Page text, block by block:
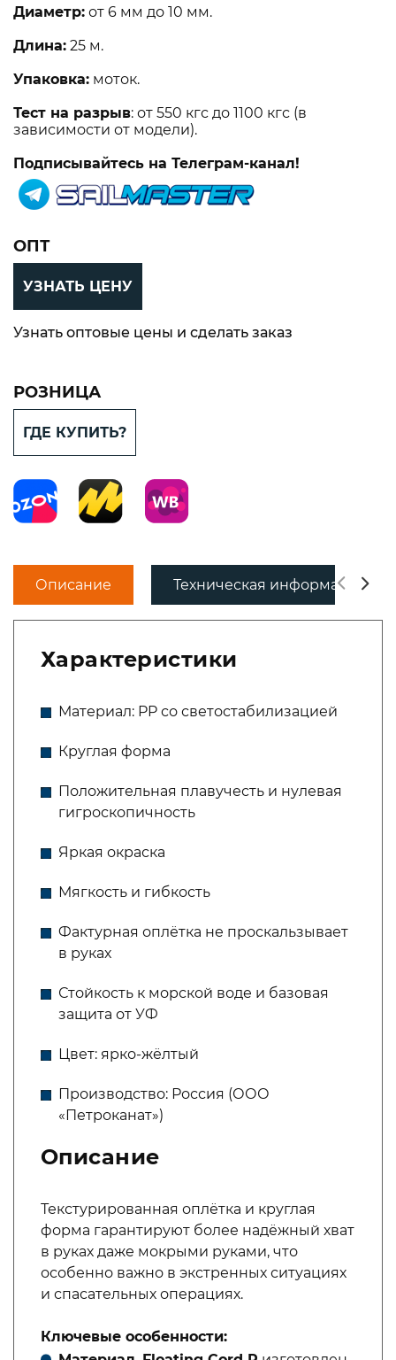
Диаметр: от 6 мм до 10 мм.
Длина: 25 м.
Упаковка: моток.
Тест на разрыв: от 550 кгс до 1100 кгс (в
зависимости от модели).
Подписывайтесь на Телеграм-канал!
ОПТ
УЗНАТЬ ЦЕНУ
Узнать оптовые цены и сделать заказ
РОЗНИЦА
ГДЕ КУПИТЬ?
Описание Техническая информация
Характеристики
Материал: PP со светостабилизацией
Круглая форма
Положительная плавучесть и нулевая
гигроскопичность
Яркая окраска
Мягкость и гибкость
Фактурная оплётка не проскальзывает
в руках
Стойкость к морской воде и базовая
защита от УФ
Цвет: ярко-жёлтый
Производство: Россия (ООО
«Петроканат»)
Описание
Текстурированная оплётка и круглая
форма гарантируют более надёжный хват
в руках даже мокрыми руками, что
особенно важно в экстренных ситуациях
и спасательных операциях.
Ключевые особенности: